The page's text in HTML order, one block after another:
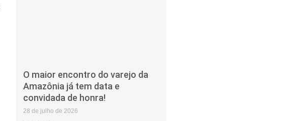
O maior encontro do varejo da
Amazônia já tem data e
convidada de honra!
28 de julho de 2026